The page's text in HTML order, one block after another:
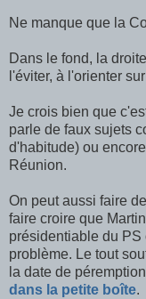
Ne manque que la
Dans le fond, la
l'éviter, à l'orienter
Je crois bien que
parle de faux sujets
d'habitude) ou
Réunion.
On peut aussi faire
faire croire que
présidentiable du
problème. Le tout
la date de
dans la petite boîte.